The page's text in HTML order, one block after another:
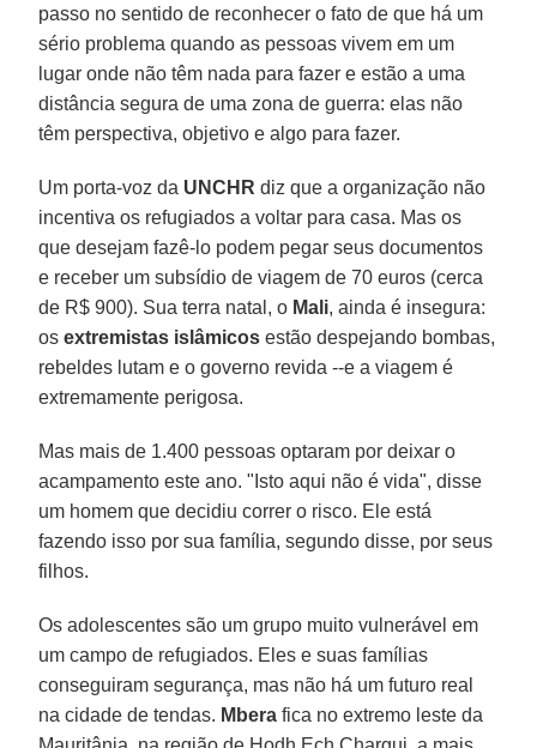
passo no sentido de reconhecer o fato de que há um
sério problema quando as pessoas vivem em um
lugar onde não têm nada para fazer e estão a uma
distância segura de uma zona de guerra: elas não
têm perspectiva, objetivo e algo para fazer.
Um porta-voz da UNCHR diz que a organização não
incentiva os refugiados a voltar para casa. Mas os
que desejam fazê-lo podem pegar seus documentos
e receber um subsídio de viagem de 70 euros (cerca
de R$ 900). Sua terra natal, o Mali, ainda é insegura:
osextremistas islâmicos estão despejando bombas,
rebeldes lutam e o governo revida --e a viagem é
extremamente perigosa.
Mas mais de 1.400 pessoas optaram por deixar o
acampamento este ano. "Isto aqui não é vida", disse
um homem que decidiu correr o risco. Ele está
fazendo isso por sua família, segundo disse, por seus
filhos.
Os adolescentes são um grupo muito vulnerável em
um campo de refugiados. Eles e suas famílias
conseguiram segurança, mas não há um futuro real
na cidade de tendas. Mbera fica no extremo leste da